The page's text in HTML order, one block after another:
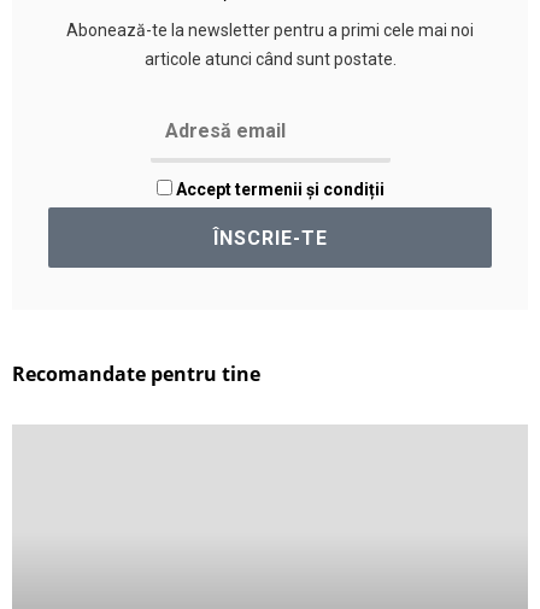
Abonează-te la newsletter pentru a primi cele mai noi
articole atunci când sunt postate.
Accept termenii și condiții
Recomandate pentru tine